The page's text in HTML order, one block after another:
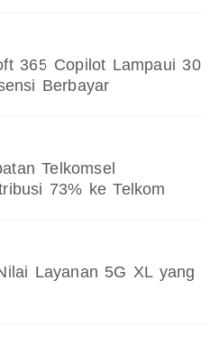
365 Copilot Lampaui 30
Berbayar
Telkomsel
73% ke Telkom
Layanan 5G XL yang